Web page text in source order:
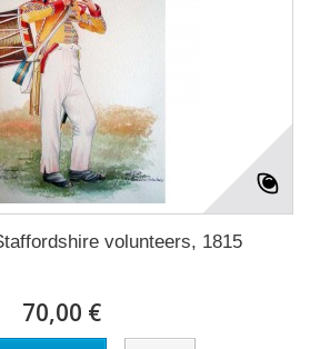
volunteers, 1815
70,00 €